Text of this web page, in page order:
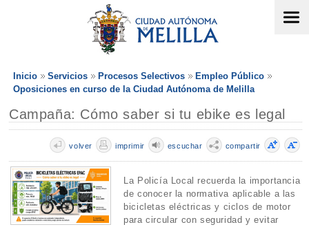
Inicio Servicios Procesos Selectivos
Empleo Público
Oposiciones en curso de la Ciudad Autónoma de Melilla
Campaña: Cómo saber si tu ebike es legal
compartir
escuchar
imprimir
volver
La Policía Local recuerda la importancia
de conocer la normativa aplicable a las
bicicletas eléctricas y ciclos de motor
para circular con seguridad y evitar